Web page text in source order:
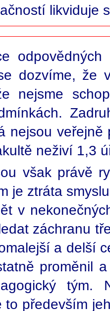
likviduje
dozvíme, že
nejsme
nejsou
neživí 1,3
však právě
je ztráta
v
záchranu
a delší
proměnil
to především